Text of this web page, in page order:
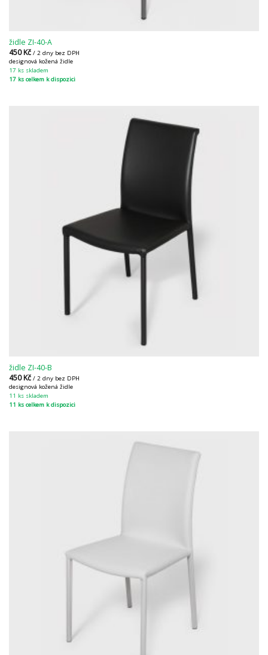
židle ZI-40-A
450Kč / 2 dny bez DPH
designová kožená židle
17 ks skladem
17 ks celkem k dispozici
židle ZI-40-B
450Kč / 2 dny bez DPH
designová kožená židle
11 ks skladem
11 ks celkem k dispozici